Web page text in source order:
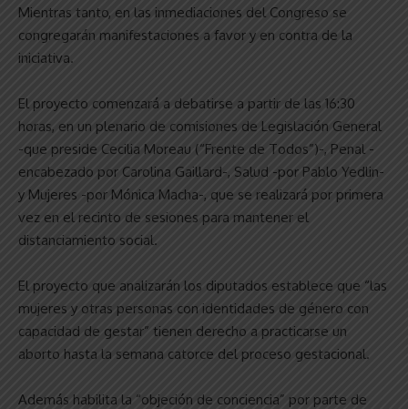
Mientras tanto, en las inmediaciones del Congreso se
congregarán manifestaciones a favor y en contra de la
iniciativa.
El proyecto comenzará a debatirse a partir de las 16:30
horas, en un plenario de comisiones de Legislación General
-que preside Cecilia Moreau (“Frente de Todos”)-, Penal -
encabezado por Carolina Gaillard-, Salud -por Pablo Yedlin-
y Mujeres -por Mónica Macha-, que se realizará por primera
vez en el recinto de sesiones para mantener el
distanciamiento social.
El proyecto que analizarán los diputados establece que “las
mujeres y otras personas con identidades de género con
capacidad de gestar” tienen derecho a practicarse un
aborto hasta la semana catorce del proceso gestacional.
Además habilita la “objeción de conciencia” por parte de